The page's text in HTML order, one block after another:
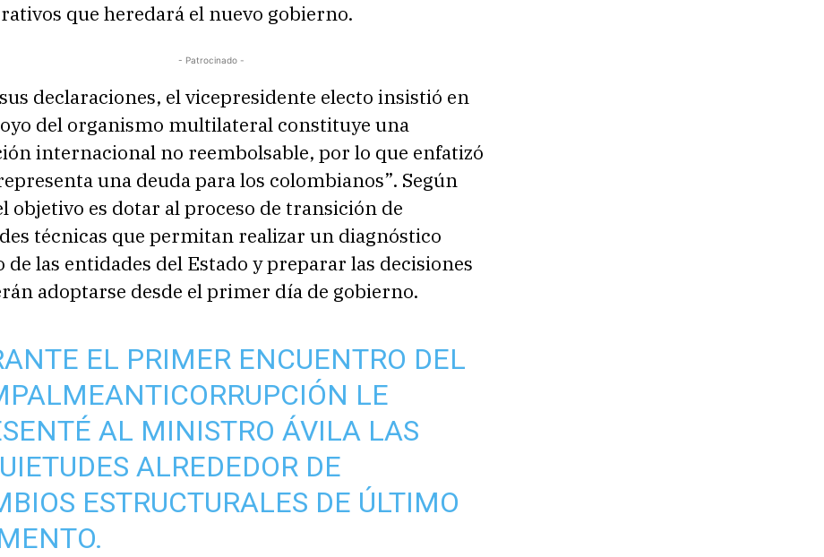
que heredará el nuevo gobierno.
- Patrocinado -
declaraciones, el vicepresidente electo insistió en
del organismo multilateral constituye una
internacional no reembolsable, por lo que enfatizó
una deuda para los colombianos”. Según
objetivo es dotar al proceso de transición de
técnicas que permitan realizar un diagnóstico
las entidades del Estado y preparar las decisiones
adoptarse desde el primer día de gobierno.
EL PRIMER ENCUENTRO DEL
LE
AL MINISTRO ÁVILA LAS
ALREDEDOR DE
ESTRUCTURALES DE ÚLTIMO